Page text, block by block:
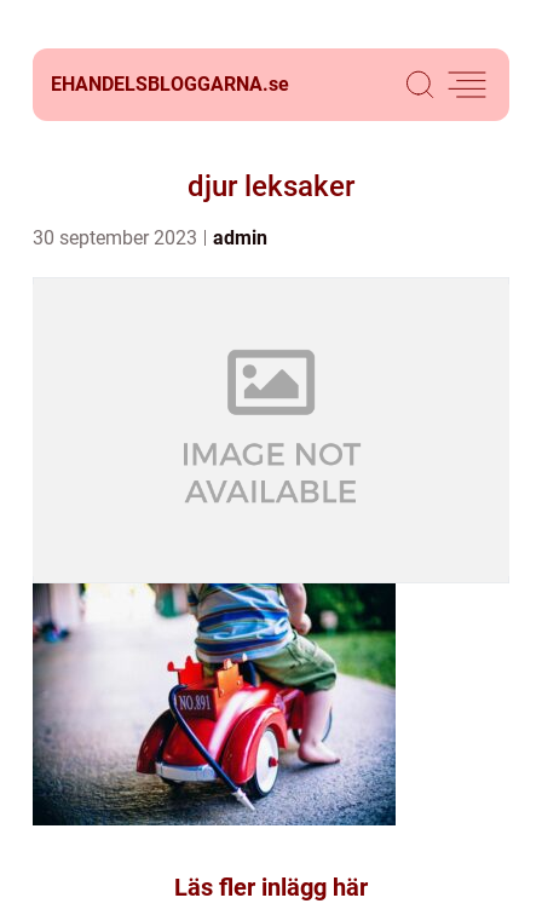
EHANDELSBLOGGARNA.se
djur leksaker
30 september 2023 admin
Läs fler inlägg här